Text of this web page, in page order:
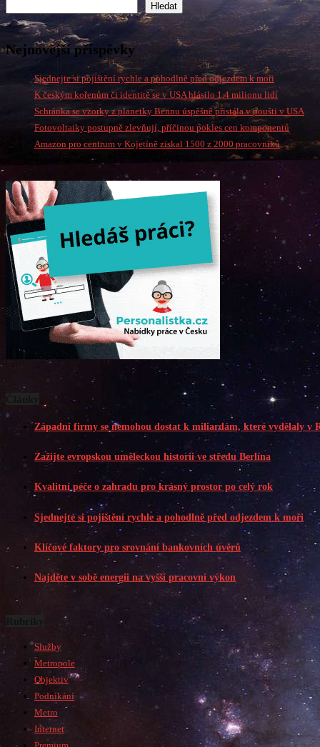
Hledat
Nejnovější příspěvky
Sjednejte si pojištění rychle a pohodlně před odjezdem k moři
K českým kořenům či identitě se v USA hlásilo 1,4 milionu lidí
Schránka se vzorky z planetky Bennu úspěšně přistála v poušti v USA
Fotovoltaiky postupně zlevňují, příčinou pokles cen komponentů
Amazon pro centrum v Kojetíně získal 1500 z 2000 pracovníků
Západní firmy se nemohou dostat k miliardám, které vydělaly v
Zažijte evropskou uměleckou historii ve středu Berlína
Kvalitní péče o zahradu pro krásný prostor po celý rok
Sjednejte si pojištění rychle a pohodlně před odjezdem k moři
Klíčové faktory pro srovnání bankovních úvěrů
Najděte v sobě energii na vyšší pracovní výkon
Služby
Metropole
Objektiv
Podnikání
Metro
Internet